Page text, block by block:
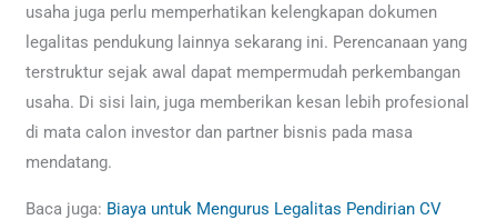
usaha juga perlu memperhatikan kelengkapan dokumen
legalitas pendukung lainnya sekarang ini. Perencanaan yang
terstruktur sejak awal dapat mempermudah perkembangan
usaha. Di sisi lain, juga memberikan kesan lebih profesional
di mata calon investor dan partner bisnis pada masa
mendatang.
Baca juga: Biaya untuk Mengurus Legalitas Pendirian CV